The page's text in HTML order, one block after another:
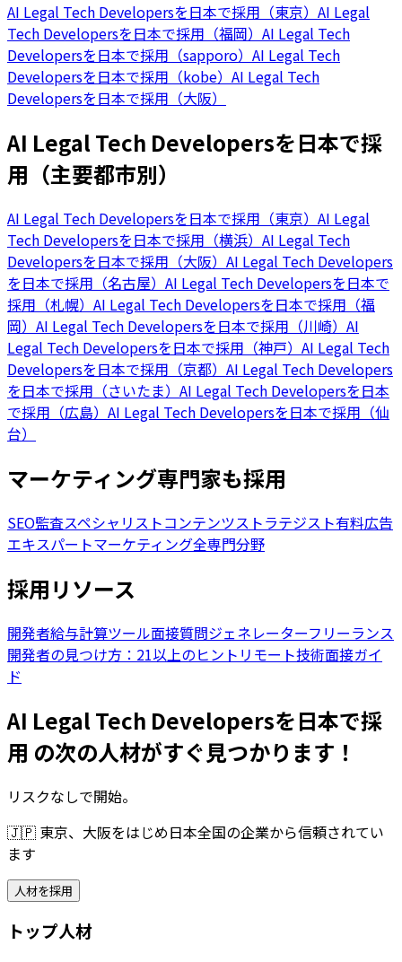
AI Legal Tech Developersを日本で採用（東京） AI Legal
Tech Developersを日本で採用（福岡） AI Legal Tech
Developersを日本で採用（sapporo） AI Legal Tech
Developersを日本で採用（kobe） AI Legal Tech
Developersを日本で採用（大阪）
AI Legal Tech Developersを日本で採
用（主要都市別）
AI Legal Tech Developersを日本で採用（東京） AI Legal
Tech Developersを日本で採用（横浜） AI Legal Tech
Developersを日本で採用（大阪） AI Legal Tech Developers
を日本で採用（名古屋） AI Legal Tech Developersを日本で
採用（札幌） AI Legal Tech Developersを日本で採用（福
岡） AI Legal Tech Developersを日本で採用（川崎） AI
Legal Tech Developersを日本で採用（神戸） AI Legal Tech
Developersを日本で採用（京都） AI Legal Tech Developers
を日本で採用（さいたま） AI Legal Tech Developersを日本
で採用（広島） AI Legal Tech Developersを日本で採用（仙
台）
マーケティング専門家も採用
SEO監査スペシャリストコンテンツストラテジスト有料広告
エキスパートマーケティング全専門分野
採用リソース
開発者給与計算ツール面接質問ジェネレーターフリーランス
開発者の見つけ方：21以上のヒント リモート技術面接ガイ
ド
AI Legal Tech Developersを日本で採
用 の次の人材がすぐ見つかります！
リスクなしで開始。
🇯🇵 東京、大阪をはじめ日本全国の企業から信頼されてい
ます
人材を採用
トップ人材